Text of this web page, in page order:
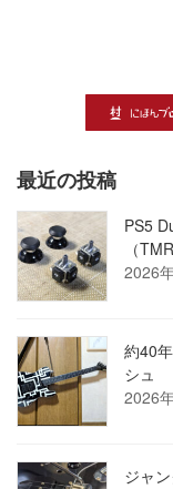
ー
ジ
送
り
最近の投稿
PS5
（
2026
約40
シュ
2026
ジャ